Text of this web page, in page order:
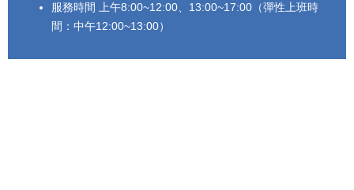
服務時間 上午8:00~12:00、13:00~17:00（彈性上班時
間：中午12:00~13:00）